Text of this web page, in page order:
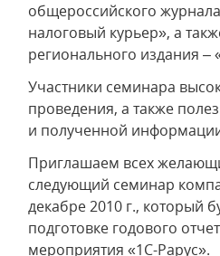
общероссийского
налоговый курьер», а
регионального издания
Участники семинара
проведения, а также
и полученной
Приглашаем всех
следующий семинар
декабре 2010 г., который
подготовке годового
мероприятия «1С-Рарус».